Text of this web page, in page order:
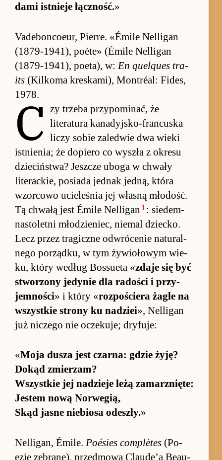
dami ist­nieje łącz­ność.»
Vade­bon­coeur, Pier­re. «Émile Nel­ligan
(1879-1941), po­ète» (Émile Nel­ligan
(1879-1941), po­eta), w: En quelques tra­
its (Kil­koma kreska­mi), Mon­tréal: Fi­des,
1978.
C
zy trzeba przy­po­mi­nać, że
literatura ka­na­dyj­sko-fran­cu­ska
liczy so­bie za­le­d­wie dwa wieki
ist­nie­nia; że do­piero co wy­szła z okresu
dzie­ciń­stwa? Jesz­cze uboga w chwały
literac­kie, po­siada jed­nak jed­ną, która
wzor­cowo ucie­le­śnia jej wła­sną młodość.
Tą chwałą jest Émile Nel­ligan 1 : sie­dem­
na­sto­letni młodzie­niec, nie­mal dziec­ko.
Lecz przez tra­giczne od­wrócenie na­tu­ral­
nego po­rząd­ku, w tym żywio­łowym wie­
ku, który we­dług Bos­sueta «zdaje się być
stworzony jedynie dla rado­ści i przy­
jem­no­ści» i który «roz­po­ściera żagle na
wszyst­kie strony ku na­dziei», Nel­ligan
już ni­czego nie ocze­kuje; dryfuje:
«Moja du­sza jest czar­na: gdzie żyję?
Do­kąd zmie­rzam?
Wszyst­kie jej na­dzieje leżą za­mar­z­nię­te:
Jestem nową Nor­we­gią,
Skąd ja­sne nie­biosa ode­szły.»
Nel­ligan, Émi­le. Po­ésies com­plètes (Po­
ezje ze­brane), przed­mowa Clau­de’a Be­au­